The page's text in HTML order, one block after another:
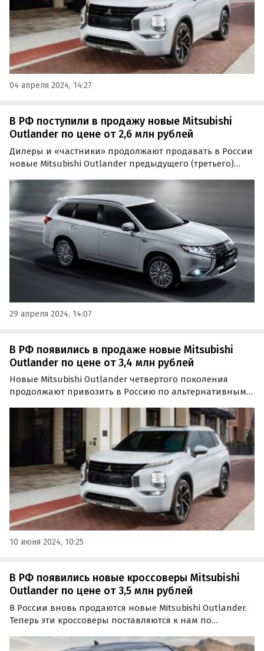
04 апреля 2024, 14:27
В РФ поступили в продажу новые Mitsubishi
Outlander по цене от 2,6 млн рублей
Дилеры и «частники» продолжают продавать в России
новые Mitsubishi Outlander предыдущего (третьего)
альтернативой кроссоверам из КНР.
29 апреля 2024, 14:07
В РФ появились в продаже новые Mitsubishi
Outlander по цене от 3,4 млн рублей
Новые Mitsubishi Outlander четвертого поколения
продолжают привозить в Россию по альтернативным
дилеры, «частники» и специализирующиеся на этом
предприниматели, прося за них минимум 3 390 000
10 июня 2024, 10:25
В РФ появились новые кроссоверы Mitsubishi
Outlander по цене от 3,5 млн рублей
В России вновь продаются новые Mitsubishi Outlander.
Теперь эти кроссоверы поставляются к нам по
классифайдов стартуют от 3 500 000 рублей, пишут